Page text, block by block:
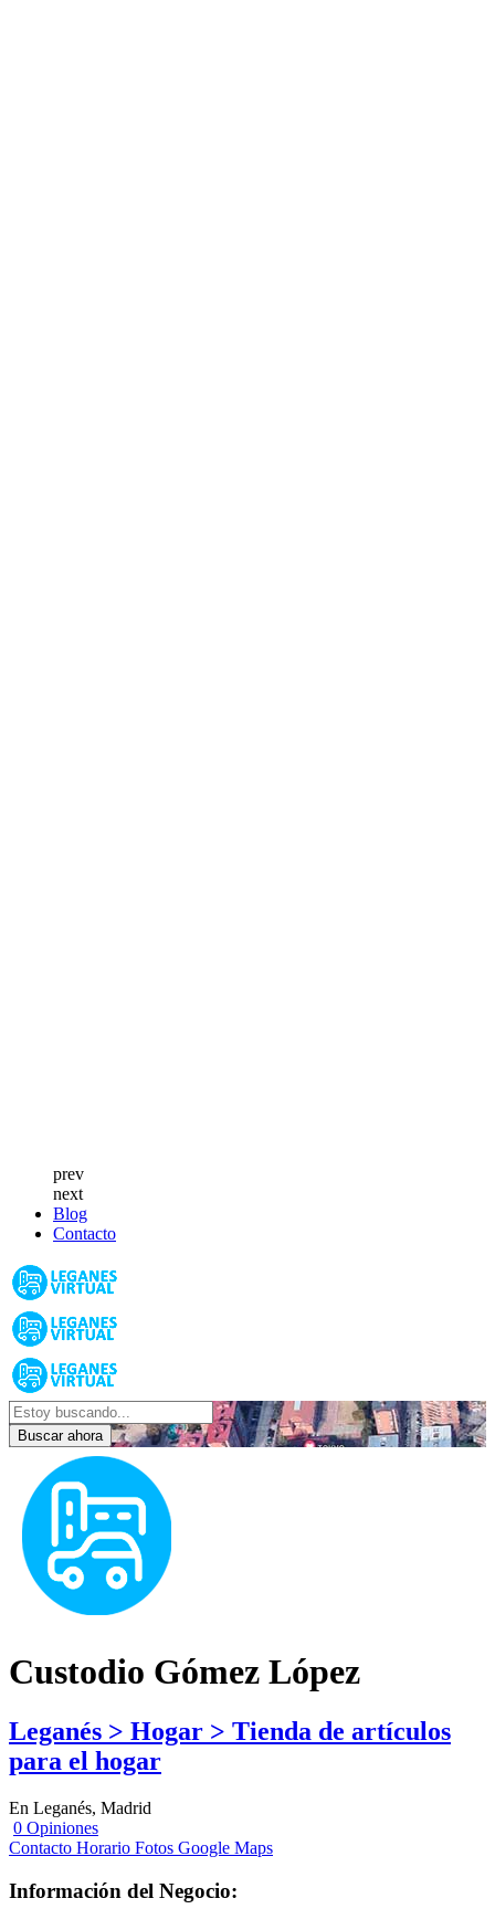
prev
next
Blog
Contacto
Buscar ahora
Custodio Gómez López
Leganés > Hogar > Tienda de artículos
para el hogar
En Leganés, Madrid
0 Opiniones
Contacto Horario Fotos Google Maps
Información del Negocio: